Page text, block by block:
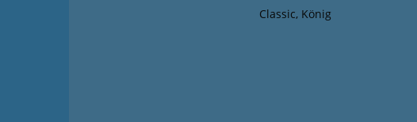
Classic, König